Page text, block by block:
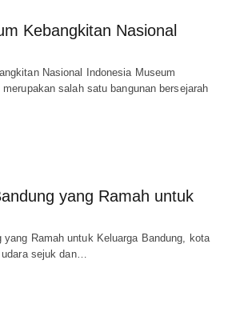
Kebangkitan Nasional
Nasional Indonesia Museum
salah satu bangunan bersejarah
yang Ramah untuk
yang Ramah untuk Keluarga Bandung, kota
udara sejuk dan…